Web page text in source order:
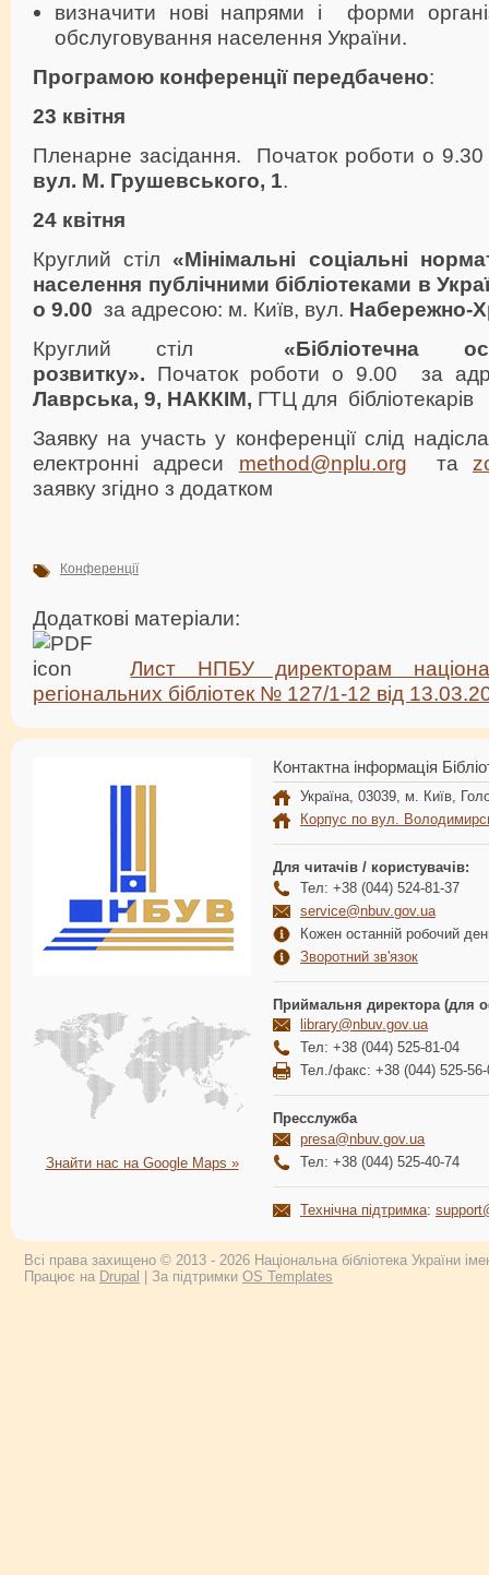
визначити нові напрями і форми
обслуговування населення України.
Програмою конференції передбачено:
23 квітня
Пленарне засідання. Початок роботи о
вул. М. Грушевського, 1.
24 квітня
Круглий стіл «Мінімальні соціальні
населення публічними бібліотеками в
о 9.00 за адресою: м. Київ, вул. Набережно-
Круглий стіл «Бібліотечна
розвитку». Початок роботи о 9.00 за
Лаврська, 9, НАККІМ, ГТЦ для бібліотекарів
Заявку на участь у конференції слід
електронні адреси method@nplu.org та
заявку згідно з додатком
Конференції
Додаткові матеріали:
Лист НПБУ директорам
регіональних бібліотек № 127/1-12 від
Знайти нас на Google Maps »
Контактна інформація
Україна, 03039, м. Київ,
Корпус по вул.
Для читачів / користувачів:
Тел: +38 (044) 524-81-37
service@nbuv.gov.ua
Кожен останній робочий
Зворотний зв'язок
Приймальня директора (для
library@nbuv.gov.ua
Тел: +38 (044) 525-81-04
Тел./факс: +38 (044) 525-56-
Пресслужба
presa@nbuv.gov.ua
Тел: +38 (044) 525-40-74
Технічна підтримка:
Всі права захищено © 2013 - 2026 Національна бібліотека України
Працює на Drupal | За підтримки OS Templates